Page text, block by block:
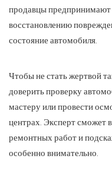
продавцы предпринимают
восстановлению
состояние автомобиля.
Чтобы не стать жертвой
доверить проверку
мастеру или провести
центрах. Эксперт сможет
ремонтных работ и
особенно внимательно.